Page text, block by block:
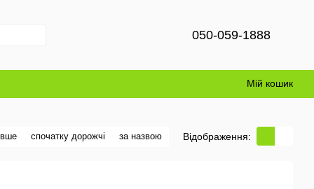
050-059-1888
Мій кошик
спочатку дорожчі за назвою Відображення: